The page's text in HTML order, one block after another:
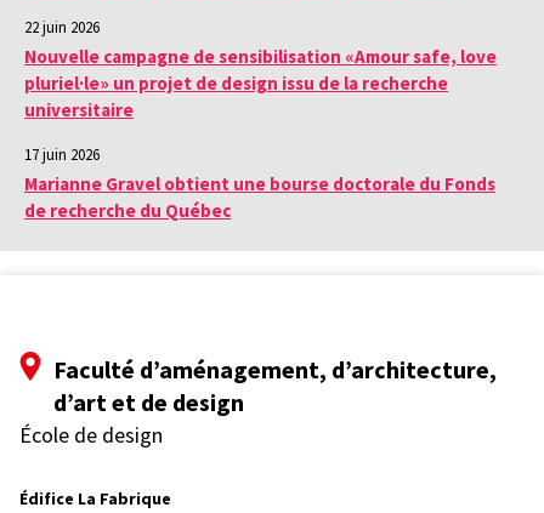
22 juin 2026
Nouvelle campagne de sensibilisation «Amour safe, love
pluriel·le» un projet de design issu de la recherche
universitaire
17 juin 2026
Marianne Gravel obtient une bourse doctorale du Fonds
de recherche du Québec
Faculté d’aménagement, d’architecture,
d’art et de design
École de design
Édifice La Fabrique